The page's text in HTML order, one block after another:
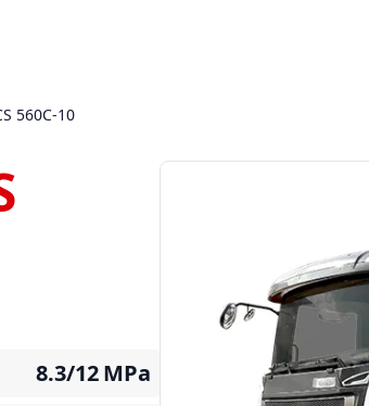
560C-10
8.3/12MPa